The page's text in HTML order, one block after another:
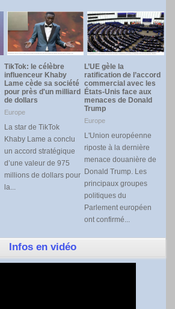
TikTok: le célèbre
influenceur Khaby
Lame cède sa société
pour près d'un milliard
de dollars
Europe
La star de TikTok
Khaby Lame a conclu
un accord stratégique
d’une valeur de 975
millions de dollars pour
la...
L’UE gèle la
ratification de l’accord
commercial avec les
États-Unis face aux
menaces de Donald
Trump
Europe
L'Union européenne
riposte à la dernière
menace douanière de
Donald Trump. Les
principaux groupes
politiques du
Parlement européen
ont confirmé...
Infos en vidéo